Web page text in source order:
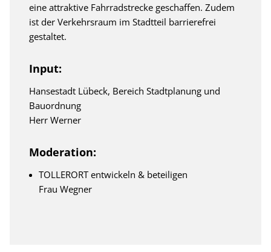
eine attraktive Fahrradstrecke geschaffen. Zudem
ist der Verkehrsraum im Stadtteil barrierefrei
gestaltet.
Input:
Hansestadt Lübeck, Bereich Stadtplanung und
Bauordnung
Herr Werner
Moderation:
TOLLERORT entwickeln & beteiligen
Frau Wegner